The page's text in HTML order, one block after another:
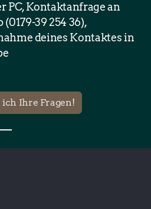
PC, Kontaktanfrage an
39 254 36),
deines Kontaktes in
Ihre Fragen!